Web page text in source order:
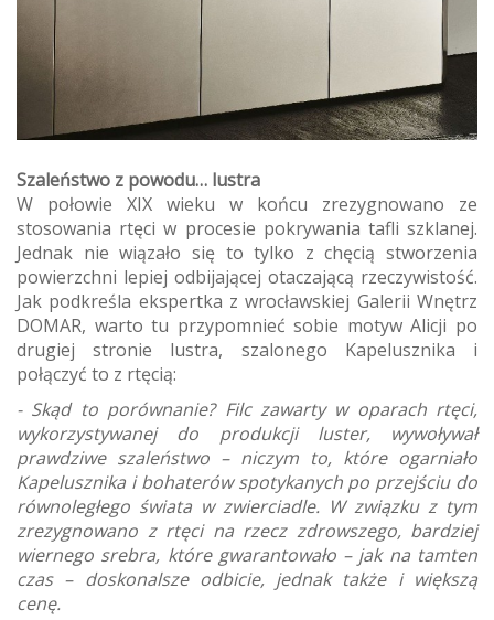
Szaleństwo z powodu… lustra
W połowie XIX wieku w końcu zrezygnowano ze
stosowania rtęci w procesie pokrywania tafli szklanej.
Jednak nie wiązało się to tylko z chęcią stworzenia
powierzchni lepiej odbijającej otaczającą rzeczywistość.
Jak podkreśla ekspertka z wrocławskiej Galerii Wnętrz
DOMAR, warto tu przypomnieć sobie motyw Alicji po
drugiej stronie lustra, szalonego Kapelusznika i
połączyć to z rtęcią:
- Skąd to porównanie? Filc zawarty w oparach rtęci,
wykorzystywanej do produkcji luster, wywoływał
prawdziwe szaleństwo – niczym to, które ogarniało
Kapelusznika i bohaterów spotykanych po przejściu do
równoległego świata w zwierciadle. W związku z tym
zrezygnowano z rtęci na rzecz zdrowszego, bardziej
wiernego srebra, które gwarantowało – jak na tamten
czas – doskonalsze odbicie, jednak także i większą
cenę.